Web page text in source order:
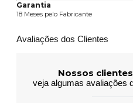
Garantia
18 Meses pelo Fabricante
Avaliações dos Clientes
Nossos
veja algumas avaliações